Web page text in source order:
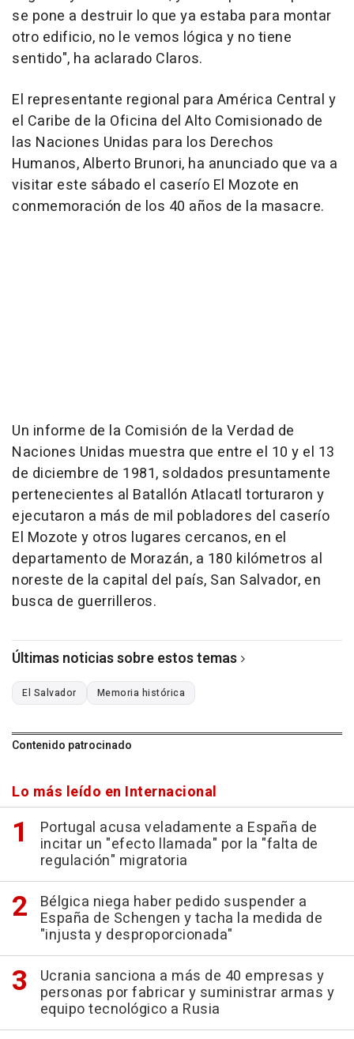
se pone a destruir lo que ya estaba para montar
otro edificio, no le vemos lógica y no tiene
sentido", ha aclarado Claros.
El representante regional para América Central y
el Caribe de la Oficina del Alto Comisionado de
las Naciones Unidas para los Derechos
Humanos, Alberto Brunori, ha anunciado que va a
visitar este sábado el caserío El Mozote en
conmemoración de los 40 años de la masacre.
Un informe de la Comisión de la Verdad de
Naciones Unidas muestra que entre el 10 y el 13
de diciembre de 1981, soldados presuntamente
pertenecientes al Batallón Atlacatl torturaron y
ejecutaron a más de mil pobladores del caserío
El Mozote y otros lugares cercanos, en el
departamento de Morazán, a 180 kilómetros al
noreste de la capital del país, San Salvador, en
busca de guerrilleros.
Últimas noticias sobre estos temas
El Salvador Memoria histórica
Contenido patrocinado
Lo más leído en Internacional
Portugal acusa veladamente a España de
incitar un "efecto llamada" por la "falta de
regulación" migratoria
Bélgica niega haber pedido suspender a
España de Schengen y tacha la medida de
"injusta y desproporcionada"
Ucrania sanciona a más de 40 empresas y
personas por fabricar y suministrar armas y
equipo tecnológico a Rusia